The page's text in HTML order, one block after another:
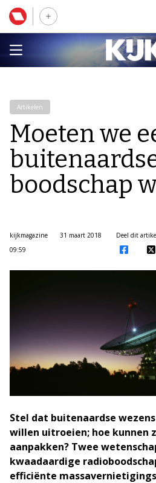
Artikelen
Moeten we
boodschap
kijkmagazine
31 maart 2018
09:59
Deel dit
Stel dat buitenaardse
willen uitroeien; hoe kunnen
aanpakken? Twee
kwaadaardige
efficiënte